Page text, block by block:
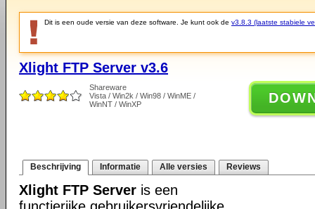
Dit is een oude versie van deze software. Je kunt ook de v3.8.3 (laatste stabiele
Xlight FTP Server v3.6
Shareware
Vista / Win2k / Win98 / WinME /
WinNT / WinXP
Beschrijving Informatie Alle versies Reviews
Xlight FTP Server is een